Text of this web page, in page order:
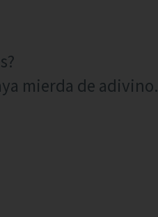
mierda de adivino.